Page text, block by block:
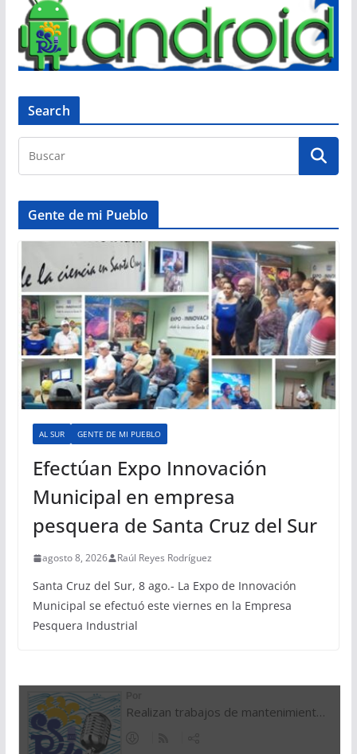
Search
Gente de mi Pueblo
AL SUR GENTE DE MI PUEBLO
Efectúan Expo Innovación
Municipal en empresa
pesquera de Santa Cruz del Sur
agosto 8, 2026 Raúl Reyes Rodríguez
Santa Cruz del Sur, 8 ago.- La Expo de Innovación
Municipal se efectuó este viernes en la Empresa
Pesquera Industrial